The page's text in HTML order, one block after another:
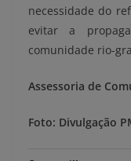
necessidade do
evitar a
comunidade rio-
Assessoria de
Foto: Divulgação